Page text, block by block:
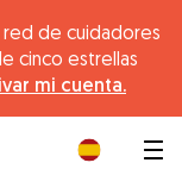
red de cuidadores
cinco estrellas
mi cuenta.